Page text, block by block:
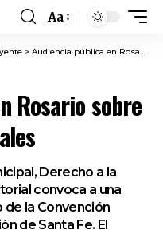
Font
Resizer
Aa
> Audiencia pública en Rosario sobre regímenes municipales
Rosario sobre
Derecho a la
convoca a una
de la Convención
de Santa Fe. El